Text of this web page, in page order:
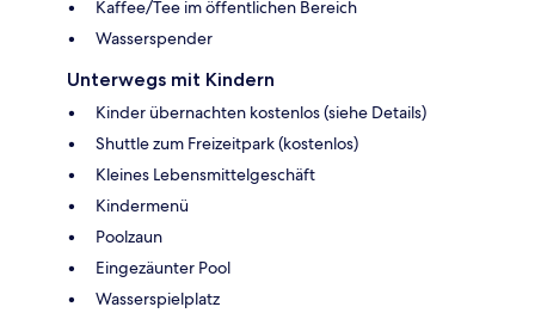
Kaffee/Tee im öffentlichen Bereich
Wasserspender
Unterwegs mit Kindern
Kinder übernachten kostenlos (siehe Details)
Shuttle zum Freizeitpark (kostenlos)
Kleines Lebensmittelgeschäft
Kindermenü
Poolzaun
Eingezäunter Pool
Wasserspielplatz